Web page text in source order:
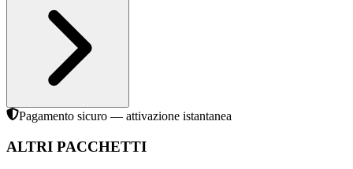
Pagamento sicuro — attivazione istantanea
ALTRI PACCHETTI